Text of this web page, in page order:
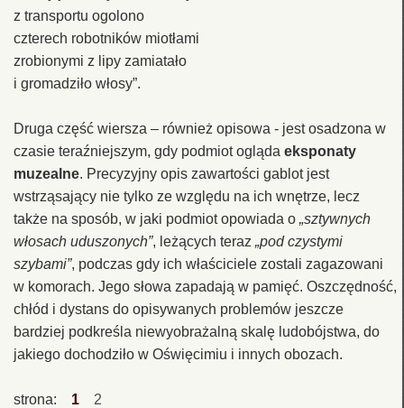
z transportu ogolono
czterech robotników miotłami
zrobionymi z lipy zamiatało
i gromadziło włosy”.
Druga część wiersza – również opisowa - jest osadzona w
czasie teraźniejszym, gdy podmiot ogląda eksponaty
muzealne. Precyzyjny opis zawartości gablot jest
wstrząsający nie tylko ze względu na ich wnętrze, lecz
także na sposób, w jaki podmiot opowiada o „sztywnych
włosach uduszonych”, leżących teraz „pod czystymi
szybami”, podczas gdy ich właściciele zostali zagazowani
w komorach. Jego słowa zapadają w pamięć. Oszczędność,
chłód i dystans do opisywanych problemów jeszcze
bardziej podkreśla niewyobrażalną skalę ludobójstwa, do
jakiego dochodziło w Oświęcimiu i innych obozach.
strona: 1 2